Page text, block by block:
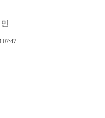
07:47